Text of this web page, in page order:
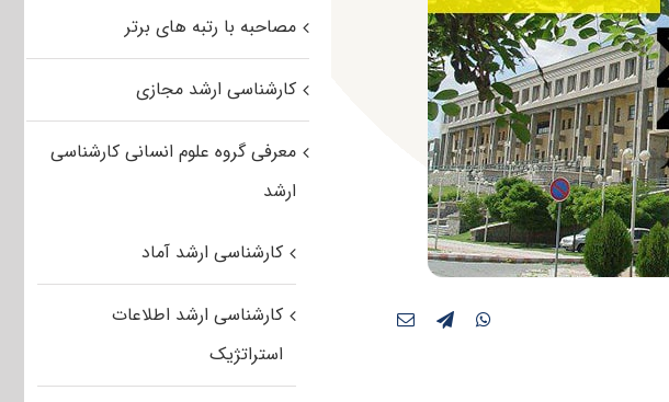
مصاحبه با رتبه های برتر
کارشناسی ارشد مجازی
معرفی گروه علوم انسانی کارشناسی
ارشد
کارشناسی ارشد آماد
کارشناسی ارشد اطلاعات
استراتژیک